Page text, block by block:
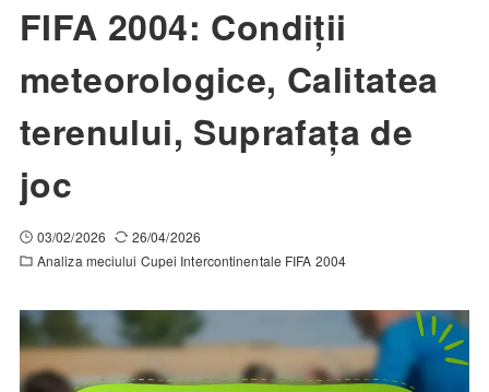
FIFA 2004: Condiții
meteorologice, Calitatea
terenului, Suprafața de
joc
03/02/2026
26/04/2026
Analiza meciului Cupei Intercontinentale FIFA 2004